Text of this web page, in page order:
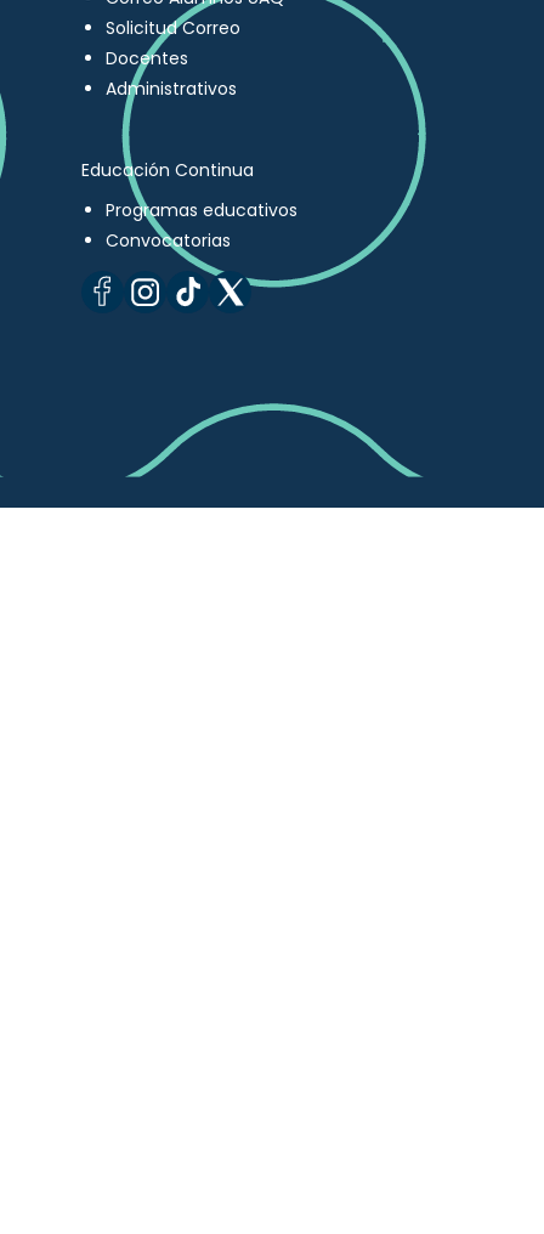
Solicitud Correo
Docentes
Administrativos
Educación Continua
Programas educativos
Convocatorias